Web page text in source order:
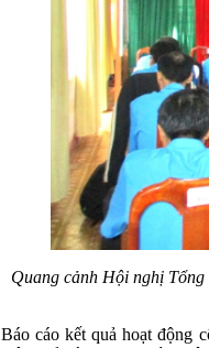
Quang cảnh Hội nghịTổng
Báo cáo kết quả hoạt động